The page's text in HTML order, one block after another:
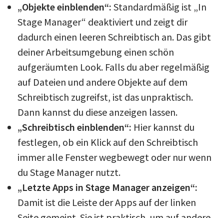
„Objekte einblenden“: Standardmäßig ist „In
Stage Manager“ deaktiviert und zeigt dir
dadurch einen leeren Schreibtisch an. Das gibt
deiner Arbeitsumgebung einen schön
aufgeräumten Look. Falls du aber regelmäßig
auf Dateien und andere Objekte auf dem
Schreibtisch zugreifst, ist das unpraktisch.
Dann kannst du diese anzeigen lassen.
„Schreibtisch einblenden“: Hier kannst du
festlegen, ob ein Klick auf den Schreibtisch
immer alle Fenster wegbewegt oder nur wenn
du Stage Manager nutzt.
„Letzte Apps in Stage Manager anzeigen“:
Damit ist die Leiste der Apps auf der linken